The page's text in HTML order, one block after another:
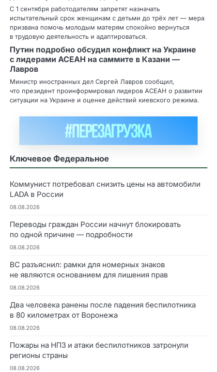
С 1 сентября работодателям запретят назначать
испытательный срок женщинам с детьми до трёх лет — мера
призвана помочь молодым матерям спокойно вернуться
в трудовую деятельность и адаптироваться.
Путин подробно обсудил конфликт на Украине
с лидерами АСЕАН на саммите в Казани —
Лавров
Министр иностранных дел Сергей Лавров сообщил,
что президент проинформировал лидеров АСЕАН о развитии
ситуации на Украине и оценке действий киевского режима.
Ключевое Федеральное
Коммунист потребовал снизить цены на автомобили
LADA в России
08.08.2026
Переводы граждан России начнут блокировать
по одной причине — подробности
08.08.2026
ВС разъяснил: рамки для номерных знаков
не являются основанием для лишения прав
08.08.2026
Два человека ранены после падения беспилотника
в 80 километрах от Воронежа
08.08.2026
Пожары на НПЗ и атаки беспилотников затронули
регионы страны
08.08.2026